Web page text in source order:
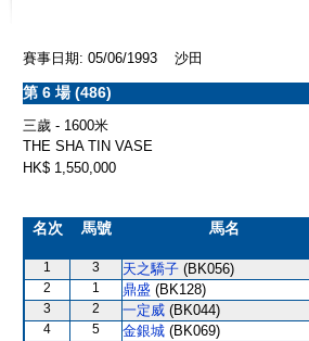
賽事日期: 05/06/1993 沙田
第 6 場 (486)
三歲 - 1600米
THE SHA TIN VASE
HK$ 1,550,000
名次 馬號 馬名
1 3 天之驕子 (BK056)
2 1 鼎盛 (BK128)
3 2 一定威 (BK044)
4 5 金銀城 (BK069)